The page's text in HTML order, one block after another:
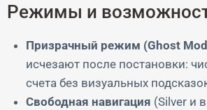
Режимы и
Призрачный режим (Ghost
исчезают после постановки:
счета без визуальных
Свободная навигация (Silver и